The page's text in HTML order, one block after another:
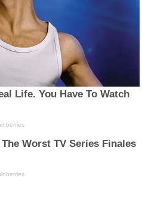
Life. You Have To Watch
Worst TV Series Finales